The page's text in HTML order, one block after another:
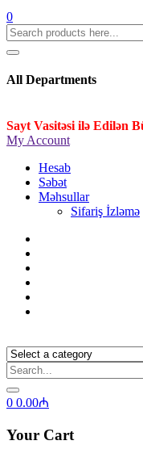
0
All Departments
Sayt Vasitəsi ilə Edilən
My Account
Hesab
Səbət
Məhsullar
Sifariş İzləmə
0 0.00₼
Your Cart